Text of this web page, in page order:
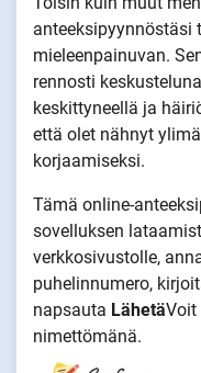
anteeksipyynnöstäsi
mieleenpainuvan.
rennosti
keskittyneellä ja
että olet nähnyt
korjaamiseksi.
Tämä online-
sovelluksen
verkkosivustolle,
puhelinnumero,
napsauta LähetäVoit
nimettömänä.